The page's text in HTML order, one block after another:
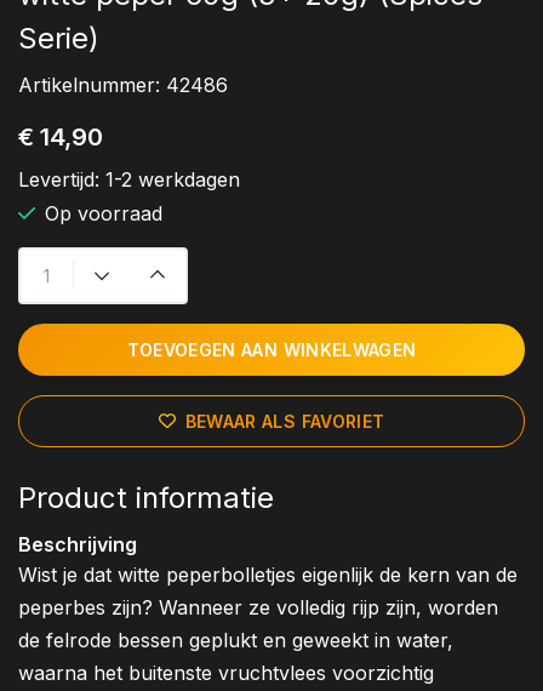
Serie)
Artikelnummer: 42486
€ 14,90
Levertijd: 1-2 werkdagen
Op voorraad
TOEVOEGEN AAN WINKELWAGEN
BEWAAR ALS FAVORIET
Product informatie
Beschrijving
Wist je dat witte peperbolletjes eigenlijk de kern van de
peperbes zijn? Wanneer ze volledig rijp zijn, worden
de felrode bessen geplukt en geweekt in water,
waarna het buitenste vruchtvlees voorzichtig